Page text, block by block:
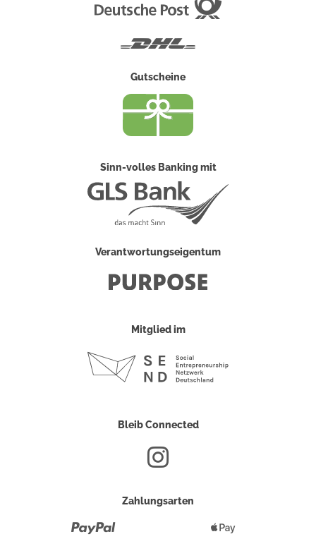
Gutscheine
Sinn-volles Banking mit
Verantwortungseigentum
Mitglied im
Bleib Connected
Zahlungsarten